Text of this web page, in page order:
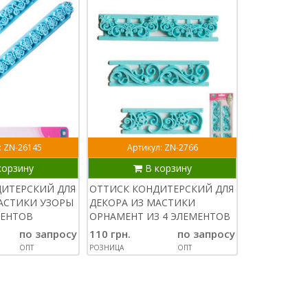
ZN-26145
ДЛЯ
УЗОРЫ
по запросу
ОПТ
Артикул: ZN-2766
В корзину
ОТТИСК КОНДИТЕРСКИЙ ДЛЯ
ДЕКОРА ИЗ МАСТИКИ
ОРНАМЕНТ ИЗ 4 ЭЛЕМЕНТОВ
110 грн.
РОЗНИЦА
по запросу
ОПТ